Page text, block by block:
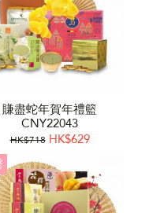
賺盡蛇年賀年禮籃
CNY22043
HK$718 HK$629